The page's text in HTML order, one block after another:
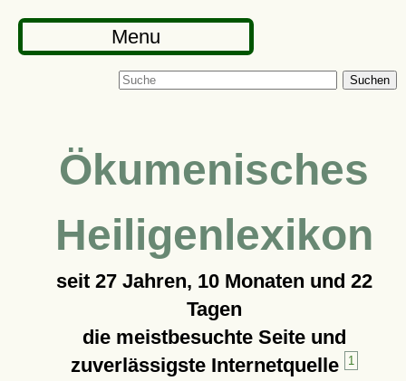
Menu
Suchen
Ökumenisches
Heiligenlexikon
seit 27 Jahren, 10 Monaten und 22
Tagen
die meistbesuchte Seite und
zuverlässigste Internetquelle
1